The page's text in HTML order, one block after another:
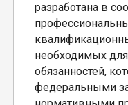
разработана в
необходимых
обязанностей,
федеральными